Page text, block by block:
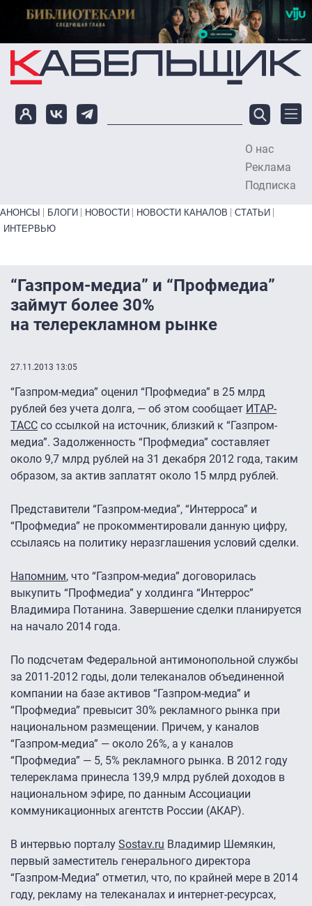
Перейти к основному содержанию
О нас
Реклама
Подписка
Primary links bottom
АНОНСЫ БЛОГИ НОВОСТИ НОВОСТИ КАНАЛОВ
СТАТЬИ
ИНТЕРВЬЮ
“Газпром-медиа” и “Профмедиа”
займут более 30%
на телерекламном рынке
27.11.2013 13:05
“Газпром-медиа” оценил “Профмедиа” в 25 млрд
рублей без учета долга, — об этом сообщает ИТАР-
ТАСС со ссылкой на источник, близкий к “Газпром-
медиа”. Задолженность “Профмедиа” составляет
около 9,7 млрд рублей на 31 декабря 2012 года, таким
образом, за актив заплатят около 15 млрд рублей.
Представители “Газпром-медиа”, “Интерроса” и
“Профмедиа” не прокомментировали данную цифру,
ссылаясь на политику неразглашения условий сделки.
Напомним, что “Газпром-медиа” договорилась
выкупить “Профмедиа” у холдинга “Интеррос”
Владимира Потанина. Завершение сделки планируется
на начало 2014 года.
По подсчетам Федеральной антимонопольной службы
за 2011-2012 годы, доли телеканалов объединенной
компании на базе активов “Газпром-медиа” и
“Профмедиа” превысит 30% рекламного рынка при
национальном размещении. Причем, у каналов
“Газпром-медиа” — около 26%, а у каналов
“Профмедиа” — 5, 5% рекламного рынка. В 2012 году
телереклама принесла 139,9 млрд рублей доходов в
национальном эфире, по данным Ассоциации
коммуникационных агентств России (АКАР).
В интервью порталу Sostav.ru Владимир Шемякин,
первый заместитель генерального директора
“Газпром-Медиа” отметил, что, по крайней мере в 2014
году, рекламу на телеканалах и интернет-ресурсах,